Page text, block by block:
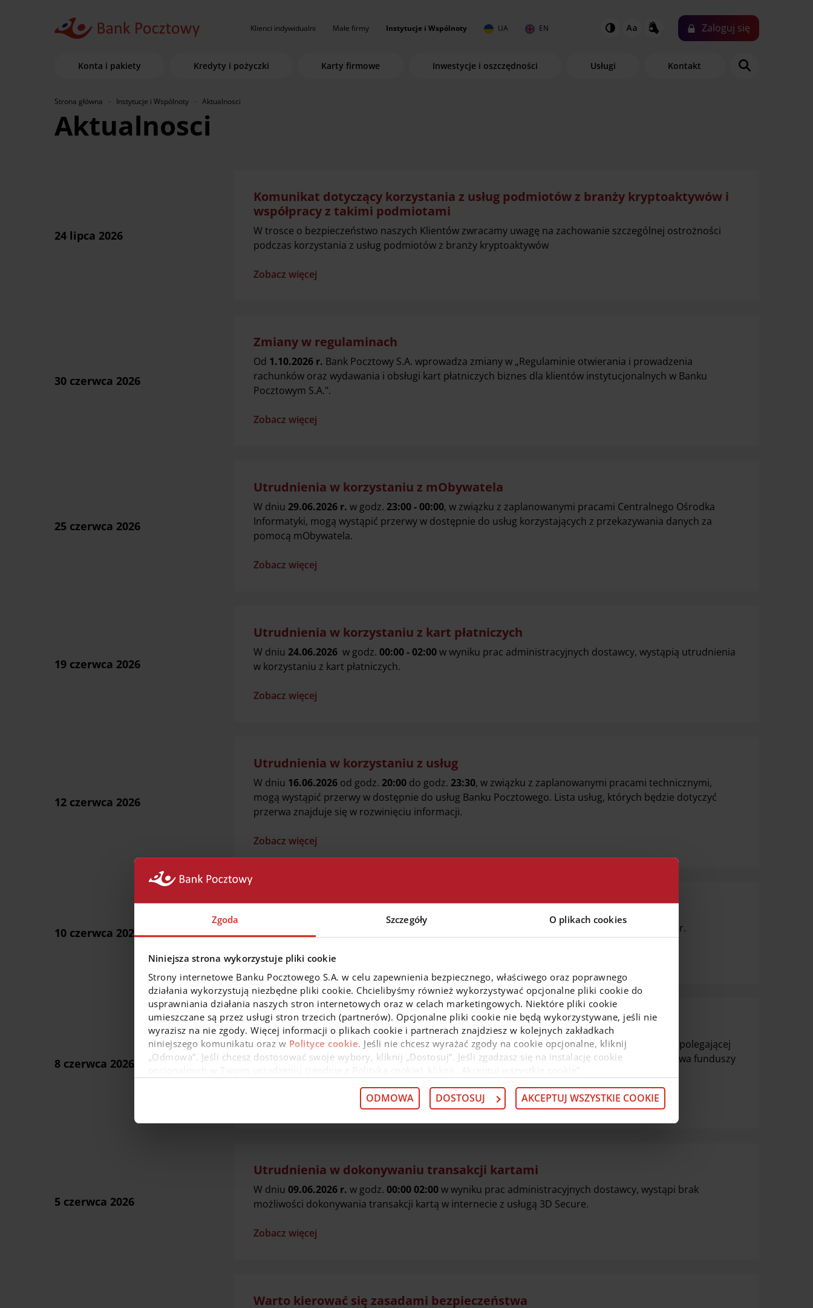
Zgoda Szczegóły O plikach cookies
Niniejsza strona wykorzystuje pliki cookie
Strony internetowe Banku Pocztowego S.A. w celu zapewnienia bezpiecznego, właściwego oraz poprawnego
działania wykorzystują niezbędne pliki cookie. Chcielibyśmy również wykorzystywać opcjonalne pliki cookie do
usprawniania działania naszych stron internetowych oraz w celach marketingowych. Niektóre pliki cookie
umieszczane są przez usługi stron trzecich (partnerów). Opcjonalne pliki cookie nie będą wykorzystywane, jeśli nie
wyrazisz na nie zgody. Więcej informacji o plikach cookie i partnerach znajdziesz w kolejnych zakładkach
niniejszego komunikatu oraz w Polityce cookie. Jeśli nie chcesz wyrażać zgody na cookie opcjonalne, kliknij
„Odmowa”. Jeśli chcesz dostosować swoje wybory, kliknij „Dostosuj”. Jeśli zgadzasz się na instalację cookie
danych osobowych, w tym o przysługujących w związku z tym uprawnieniach, znajdziesz podlinkiem.
ODMOWA DOSTOSUJ AKCEPTUJ WSZYSTKIE COOKIE
Klienci indywidualni Małe firmy Instytucje i Wspólnoty UA EN Zaloguj się
Konta i pakiety Kredyty i pożyczki Karty firmowe Inwestycje i oszczędności Usługi Kontakt
Strona główna Instytucje i Wspólnoty Aktualnosci
Aktualnosci
24 lipca 2026
Komunikat dotyczący korzystania z usług podmiotów z branży kryptoaktywów i
współpracy z takimi podmiotami
W trosce o bezpieczeństwo naszych Klientów zwracamy uwagę na zachowanie szczególnej ostrożności
podczas korzystania z usług podmiotów z branży kryptoaktywów
Zobacz więcej
30 czerwca 2026
Zmiany w regulaminach
Od 1.10.2026 r. Bank Pocztowy S.A. wprowadza zmiany w „Regulaminie otwierania i prowadzenia
rachunków oraz wydawania i obsługi kart płatniczych biznes dla klientów instytucjonalnych w Banku
Pocztowym S.A.".
Zobacz więcej
25 czerwca 2026
Utrudnienia w korzystaniu z mObywatela
W dniu 29.06.2026 r. w godz. 23:00 - 00:00, w związku z zaplanowanymi pracami Centralnego Ośrodka
Informatyki, mogą wystąpić przerwy w dostępnie do usług korzystających z przekazywania danych za
pomocą mObywatela.
Zobacz więcej
19 czerwca 2026
Utrudnienia w korzystaniu z kart płatniczych
W dniu 24.06.2026 w godz. 00:00 - 02:00w wyniku prac administracyjnych dostawcy, wystąpią utrudnienia
w korzystaniu z kart płatniczych.
Zobacz więcej
12 czerwca 2026
Utrudnienia w korzystaniu z usług
W dniu 16.06.2026od godz. 20:00 do godz. 23:30, w związku z zaplanowanymi pracami technicznymi,
mogą wystąpić przerwy w dostępnie do usług Banku Pocztowego. Lista usług, których będzie dotyczyć
przerwa znajduje się w rozwinięciu informacji.
Zobacz więcej
10 czerwca 2026
Zmiany w sposobie kontaktu z Bankiem
kończymy obsługę Klientów za pośrednictwem komunikatora Messenger.
Zobacz więcej
8 czerwca 2026
Zakończenie świadczenia usługi w zakresie Funduszy Inwestycyjnych
Bank Pocztowy S.A. informuje, że z dniem30 czerwca 2026 roku zakończy świadczenie usługi polegającej
na przyjmowaniu i przekazywaniu zleceń dotyczących nabycia lub zbycia jednostek uczestnictwa funduszy
5 czerwca 2026
Utrudnienia w dokonywaniu transakcji kartami
W dniu 09.06.2026 r. w godz. 00:00 02:00w wyniku prac administracyjnych dostawcy, wystąpi brak
możliwości dokonywania transakcji kartą w internecie z usługą 3D Secure.
Zobacz więcej
Warto kierować się zasadami bezpieczeństwa